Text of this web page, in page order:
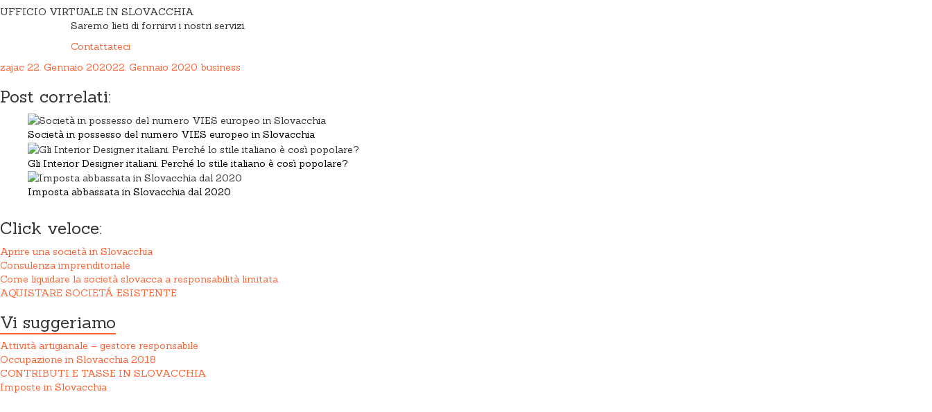
UFFICIO VIRTUALE IN SLOVACCHIA
Saremo lieti di fornirvi i nostri servizi.
Contattateci
zajac 22. Gennaio 202022. Gennaio 2020 business
Post correlati:
Società in possesso del numero VIES europeo in Slovacchia
Gli Interior Designer italiani. Perché lo stile italiano è così popolare?
Imposta abbassata in Slovacchia dal 2020
Click veloce:
Aprire una società in Slovacchia
Consulenza imprenditoriale
Come liquidare la società slovacca a responsabilità limitata
AQUISTARE SOCIETÁ ESISTENTE
Vi suggeriamo
Attività artigianale – gestore responsabile
Occupazione in Slovacchia 2018
CONTRIBUTI E TASSE IN SLOVACCHIA
Imposte in Slovacchia